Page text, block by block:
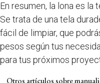
En resumen, la lona es la
Se trata de una tela
fácil de limpiar, que
pesos según tus
para tus próximos
Otros artículos sobre